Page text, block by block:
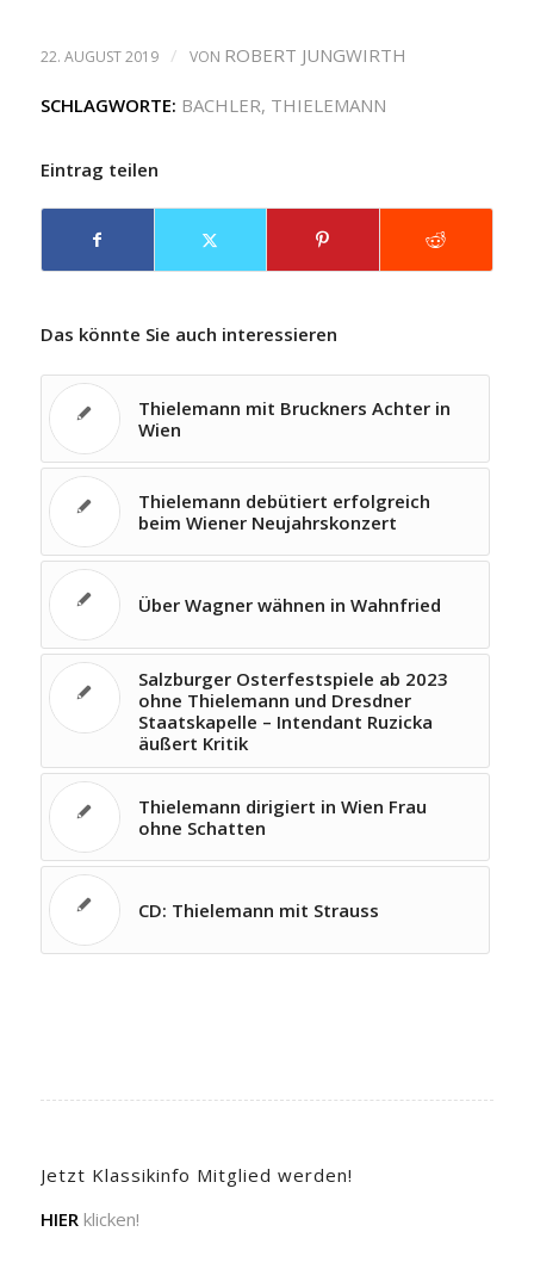
22. AUGUST 2019 / VON ROBERT JUNGWIRTH
SCHLAGWORTE: BACHLER, THIELEMANN
Eintrag teilen
Das könnte Sie auch interessieren
Thielemann mit Bruckners Achter in
Wien
Thielemann debütiert erfolgreich
beim Wiener Neujahrskonzert
Über Wagner wähnen in Wahnfried
Salzburger Osterfestspiele ab 2023
ohne Thielemann und Dresdner
Staatskapelle – Intendant Ruzicka
äußert Kritik
Thielemann dirigiert in Wien Frau
ohne Schatten
CD: Thielemann mit Strauss
Jetzt Klassikinfo Mitglied werden!
HIER klicken!